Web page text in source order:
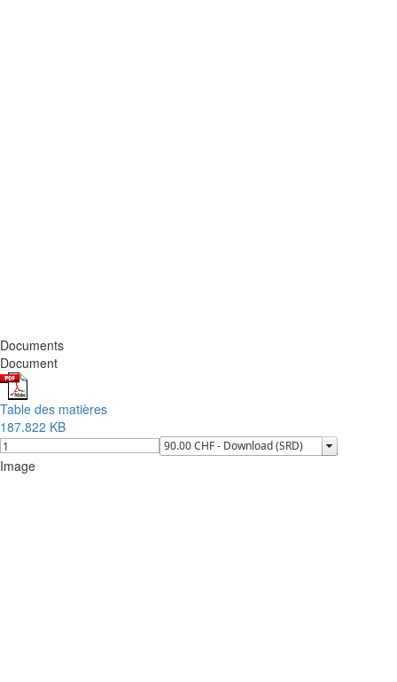
Documents
Document
Table des matières
187.822 KB
Image